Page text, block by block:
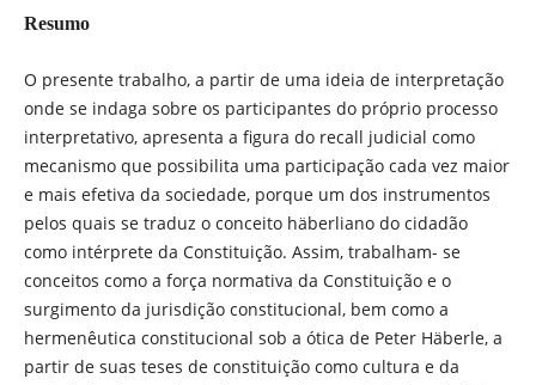
Resumo
O presente trabalho, a partir de uma ideia de interpretação
onde se indaga sobre os participantes do próprio processo
interpretativo, apresenta a figura do recall judicial como
mecanismo que possibilita uma participação cada vez maior
e mais efetiva da sociedade, porque um dos instrumentos
pelos quais se traduz o conceito häberliano do cidadão
como intérprete da Constituição. Assim, trabalham- se
conceitos como a força normativa da Constituição e o
surgimento da jurisdição constitucional, bem como a
hermenêutica constitucional sob a ótica de Peter Häberle, a
partir de suas teses de constituição como cultura e da